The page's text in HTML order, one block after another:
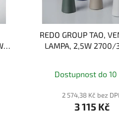
REDO GROUP TAO,
LAMPA, 2,5W 2700/
Dostupnost do 10
2 574,38 Kč bez
3 115 Kč